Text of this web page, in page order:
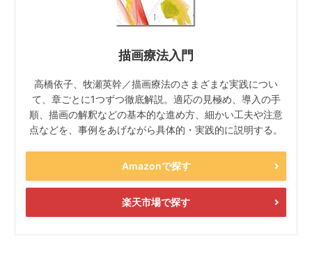
描画療法入門
高橋依子、牧瀬英幹／描画療法のさまざまな実践につい
て、章ごとに1つずつ徹底解説。適応の見極め、導入の手
順、描画の解釈などの基本的な進め方、細かい工夫や注意
点などを、事例をあげながら具体的・実践的に説明する。
Amazonで探す
楽天市場で探す